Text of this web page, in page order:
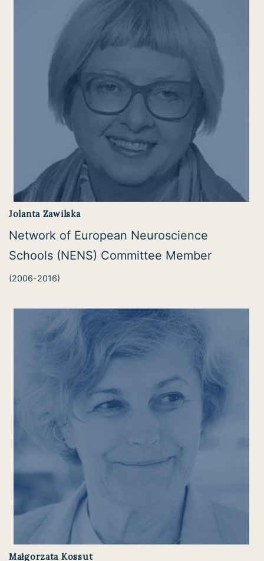
Jolanta Zawilska
Network of European Neuroscience
Schools (NENS) Committee Member
(2006-2016)
Małgorzata Kossut